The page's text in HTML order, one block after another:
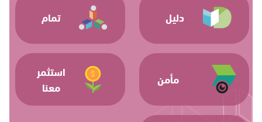
دليل تمام
مأمن استثمر
معنا